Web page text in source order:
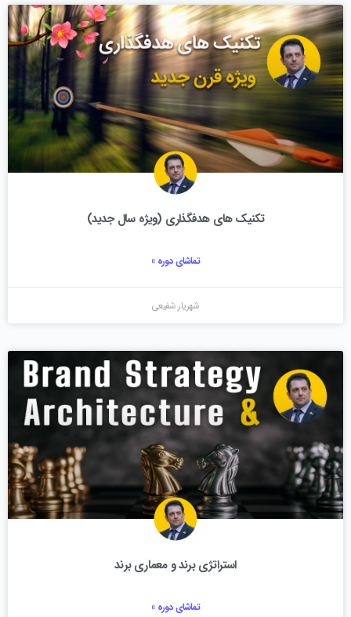
تکنیک های هدفگذاری (ویژه سال جدید)
تماشای دوره »
شهریار شفیعی
استراتژی برند و معماری برند
تماشای دوره »